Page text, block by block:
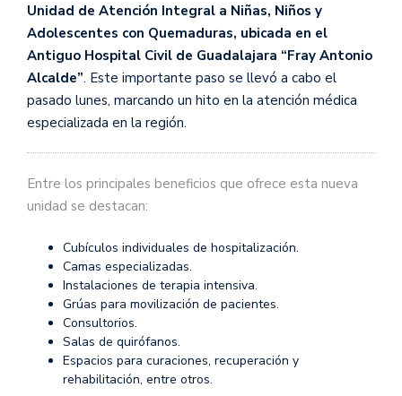
Unidad de Atención Integral a Niñas, Niños y
Adolescentes con Quemaduras, ubicada en el
Antiguo Hospital Civil de Guadalajara “Fray Antonio
Alcalde”. Este importante paso se llevó a cabo el
pasado lunes, marcando un hito en la atención médica
especializada en la región.
Entre los principales beneficios que ofrece esta nueva
unidad se destacan:
Cubículos individuales de hospitalización.
Camas especializadas.
Instalaciones de terapia intensiva.
Grúas para movilización de pacientes.
Consultorios.
Salas de quirófanos.
Espacios para curaciones, recuperación y
rehabilitación, entre otros.